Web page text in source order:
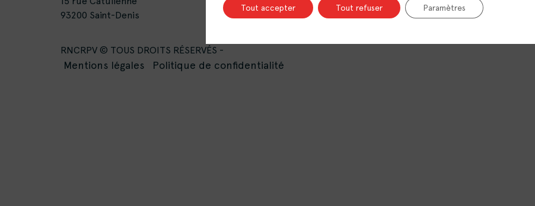
93200 Saint-Denis
RNCRPV © TOUS DROITS RÉSERVÉS -
Mentions légales Politique de confidentialité
Tout accepter Tout refuser Paramètres